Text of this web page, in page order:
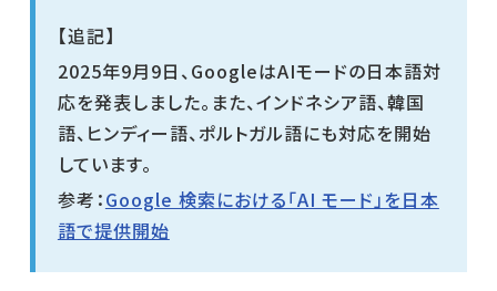
【追記】
2025年9月9日、GoogleはAIモードの日本語対
応を発表しました。また、インドネシア語、韓国
語、ヒンディー語、ポルトガル語にも対応を開始
しています。
参考：Google 検索における「AI モード」を日本
語で提供開始